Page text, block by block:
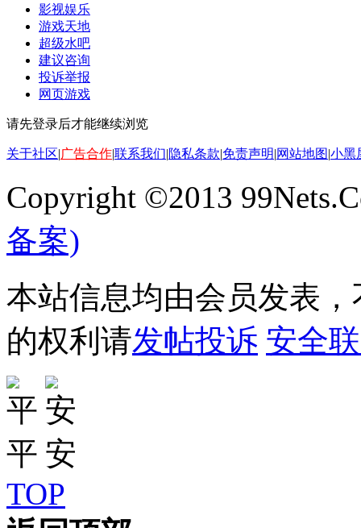
影视娱乐
游戏天地
超级水吧
建议咨询
投诉举报
网页游戏
请先登录后才能继续浏览
关于社区|广告合作|联系我们|隐私条款|免责声明|网站地图|小黑
Copyright ©2013
备案)
本站信息均由会员发表
的权利请发帖投诉 安全
TOP